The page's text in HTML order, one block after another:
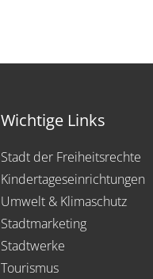
Wichtige Links
Stadt der Freiheitsrechte
Kindertageseinrichtungen
Umwelt & Klimaschutz
Stadtmarketing
Stadtwerke
Tourismus